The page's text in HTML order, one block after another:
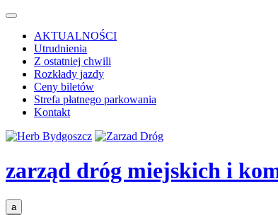
AKTUALNOŚCI
Utrudnienia
Z ostatniej chwili
Rozkłady jazdy
Ceny biletów
Strefa płatnego parkowania
Kontakt
zarząd dróg miejskich i
a